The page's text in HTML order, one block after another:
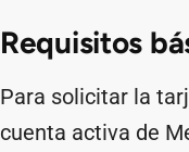
Requisitos
Para solicitar la
cuenta activa de